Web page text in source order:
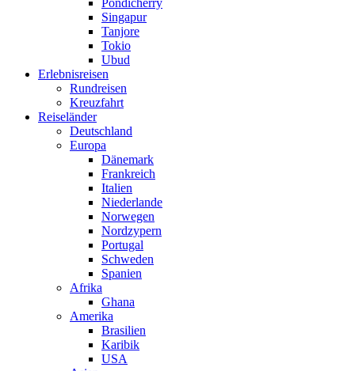
Pondicherry
Singapur
Tanjore
Tokio
Ubud
Erlebnisreisen
Rundreisen
Kreuzfahrt
Reiseländer
Deutschland
Europa
Dänemark
Frankreich
Italien
Niederlande
Norwegen
Nordzypern
Portugal
Schweden
Spanien
Afrika
Ghana
Amerika
Brasilien
Karibik
USA